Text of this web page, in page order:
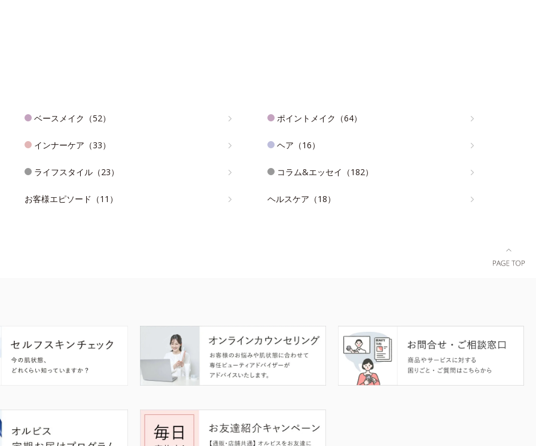
ベースメイク（52） ポイントメイク（64）
インナーケア（33） ヘア（16）
ライフスタイル（23） コラム&エッセイ（182）
お客様エピソード（11） ヘルスケア（18）